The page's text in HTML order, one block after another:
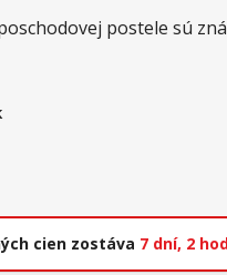
postele sú
cien zostáva 7 dní, 2